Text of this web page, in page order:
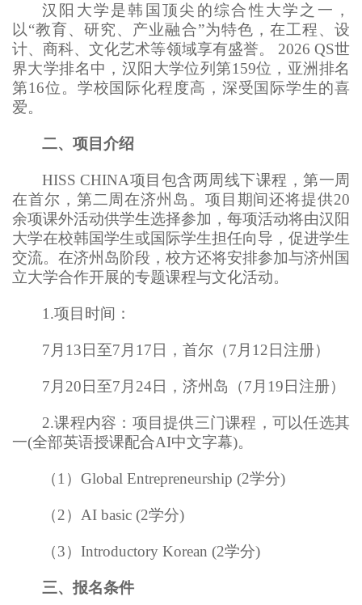
汉阳大学是韩国顶尖的综合性大学之一，
以“教育、研究、产业融合”为特色，在工程、设
计、商科、文化艺术等领域享有盛誉。 2026 QS世
界大学排名中，汉阳大学位列第159位，亚洲排名
第16位。学校国际化程度高，深受国际学生的喜
爱。
二、项目介绍
HISS CHINA项目包含两周线下课程，第一周
在首尔，第二周在济州岛。项目期间还将提供20
余项课外活动供学生选择参加，每项活动将由汉阳
大学在校韩国学生或国际学生担任向导，促进学生
交流。在济州岛阶段，校方还将安排参加与济州国
立大学合作开展的专题课程与文化活动。
1.项目时间：
7月13日至7月17日，首尔（7月12日注册）
7月20日至7月24日，济州岛（7月19日注册）
2.课程内容：项目提供三门课程，可以任选其
一(全部英语授课配合AI中文字幕)。
（1）Global Entrepreneurship (2学分)
（2）AI basic (2学分)
（3）Introductory Korean (2学分)
三、报名条件